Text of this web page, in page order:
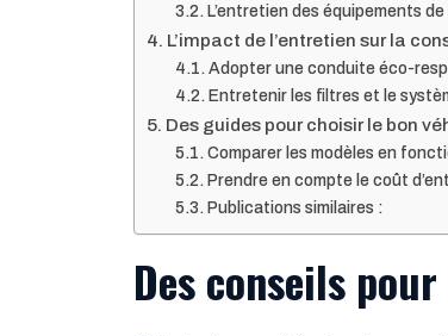
L’entretien des équipements
L’impact de l’entretien sur la
Adopter une conduite éco-
Entretenir les filtres et le
Des guides pour choisir le bon
Comparer les modèles en
Prendre en compte le coût
Publications similaires :
Des conseils